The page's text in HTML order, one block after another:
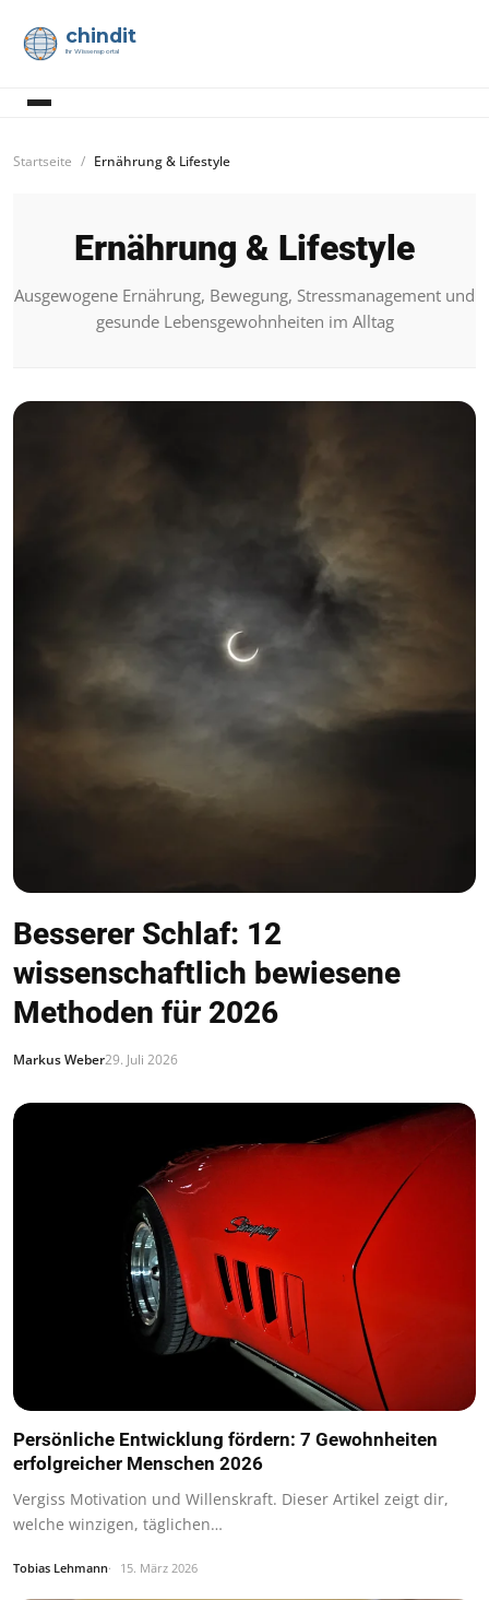
chindit
Ihr Wissensportal
Startseite Ernährung & Lifestyle
Ernährung & Lifestyle
Ausgewogene Ernährung, Bewegung, Stressmanagement und
gesunde Lebensgewohnheiten im Alltag
Besserer Schlaf: 12
wissenschaftlich bewiesene
Methoden für 2026
Markus Weber29. Juli 2026
Persönliche Entwicklung fördern: 7 Gewohnheiten
erfolgreicher Menschen 2026
Vergiss Motivation und Willenskraft. Dieser Artikel zeigt dir,
welche winzigen, täglichen…
Tobias Lehmann 15. März 2026